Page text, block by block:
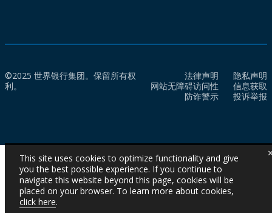
©2025 世界银行集团。保留所有权
利。
法律声明
隐私声明
网站无障碍访问性
信息获取
防诈警示
投诉举报
This site uses cookies to optimize functionality and give
you the best possible experience. If you continue to
navigate this website beyond this page, cookies will be
placed on your browser. To learn more about cookies,
click here.